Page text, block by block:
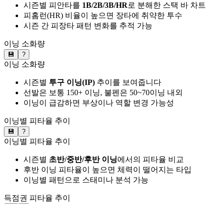
시즌별 피안타를 1B/2B/3B/HR로 분해한 스택 바 차트
피홈런(HR) 비율이 높으면 장타에 취약한 투수
시즌 간 피장타 패턴 변화를 추적 가능
이닝 소화량
💾 ?
이닝 소화량
시즌별 투구 이닝(IP) 추이를 보여줍니다
선발은 보통 150+ 이닝, 불펜은 50~70이닝 내외
이닝이 급감하면 부상이나 역할 변경 가능성
이닝별 피타율 추이
💾 ?
이닝별 피타율 추이
시즌별 초반/중반/후반 이닝에서의 피타율 비교
후반 이닝 피타율이 높으면 체력이 떨어지는 타입
이닝별 패턴으로 스태미나 분석 가능
득점권 피타율 추이